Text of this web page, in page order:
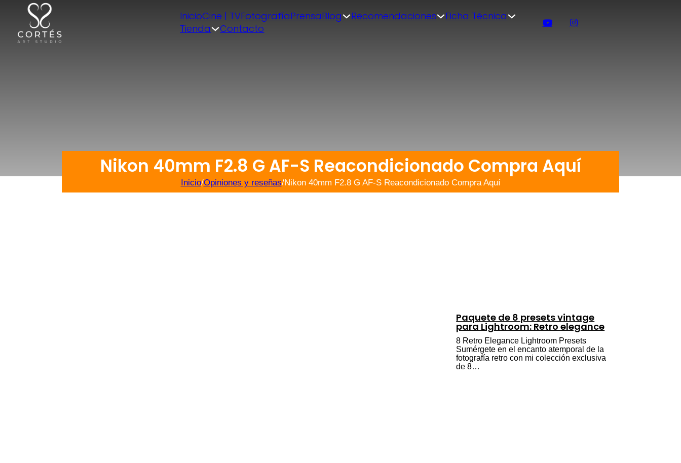
InicioCine | TVFotografíaPrensaBlog Recomendaciones
Ficha Técnica
Tienda
Contacto
Nikon 40mm F2.8 G AF-S Reacondicionado Compra Aquí
Inicio/Opiniones y reseñas/Nikon 40mm F2.8 G AF-S Reacondicionado Compra Aquí
Paquete de 8 presets vintage
para Lightroom: Retro elegance
8 Retro Elegance Lightroom Presets
Sumérgete en el encanto atemporal de la
fotografía retro con mi colección exclusiva
de 8…